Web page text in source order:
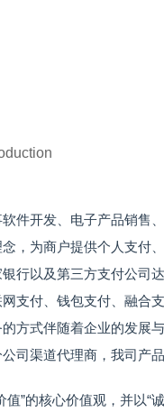
件开发、电子产品销售
，为商户提供个人支付
行以及第三方支付公司
支付、钱包支付、融合
方式伴随着企业的发展
司渠道代理商，我司产品
值”的核心价值观，并以